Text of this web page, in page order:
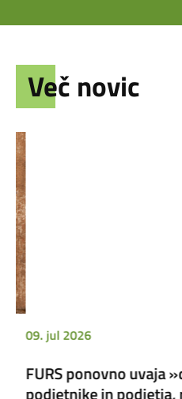
Več novic
FURS ponovno uvaja
podjetnike in podjetja,
09. jul 2026